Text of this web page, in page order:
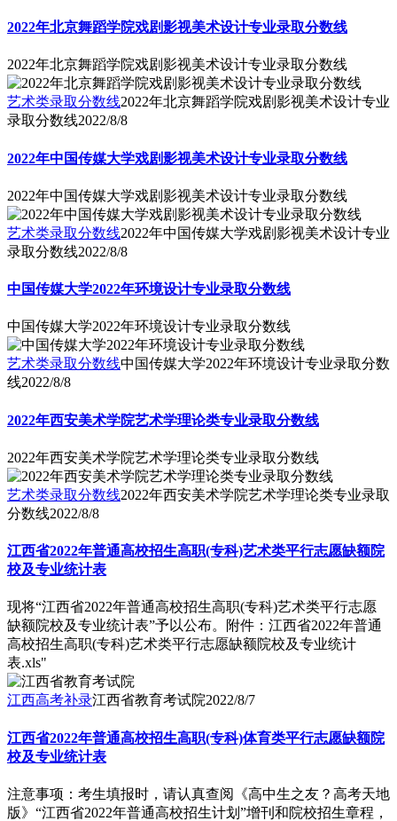
2022年北京舞蹈学院戏剧影视美术设计专业录取分数线
2022年北京舞蹈学院戏剧影视美术设计专业录取分数线
艺术类录取分数线2022年北京舞蹈学院戏剧影视美术设计专业
录取分数线2022/8/8
2022年中国传媒大学戏剧影视美术设计专业录取分数线
2022年中国传媒大学戏剧影视美术设计专业录取分数线
艺术类录取分数线2022年中国传媒大学戏剧影视美术设计专业
录取分数线2022/8/8
中国传媒大学2022年环境设计专业录取分数线
中国传媒大学2022年环境设计专业录取分数线
艺术类录取分数线中国传媒大学2022年环境设计专业录取分数
线2022/8/8
2022年西安美术学院艺术学理论类专业录取分数线
2022年西安美术学院艺术学理论类专业录取分数线
艺术类录取分数线2022年西安美术学院艺术学理论类专业录取
分数线2022/8/8
江西省2022年普通高校招生高职(专科)艺术类平行志愿缺额院
校及专业统计表
现将“江西省2022年普通高校招生高职(专科)艺术类平行志愿
缺额院校及专业统计表”予以公布。附件：江西省2022年普通
高校招生高职(专科)艺术类平行志愿缺额院校及专业统计
表.xls"
江西高考补录江西省教育考试院2022/8/7
江西省2022年普通高校招生高职(专科)体育类平行志愿缺额院
校及专业统计表
注意事项：考生填报时，请认真查阅《高中生之友？高考天地
版》“江西省2022年普通高校招生计划”增刊和院校招生章程，